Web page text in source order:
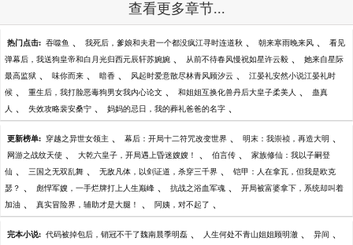
查看更多章节...
热门点击: 吞噬鱼 、 我死后，爹娘和夫君一个都没疯江寻时连道秋 、 朝来寒雨晚来风 、 看见
弹幕后，我送狗皇帝和白月光归西元辰轩苏婉婉 、 从前不待春风慢祝如星许云毅 、 她来自星际
最高监狱 、 味你而来 、 暗香 、 风起时爱意散尽林青风顾汐云 、 江晏礼安然小说江晏礼时
候 、 重生后，我打脸恶毒狗男女我内心论文 、 和姐姐互换化兽丹后大皇子柔美人 、 蛊真
人 、 失效攻略裴安桑宁 、 妈妈的忌日，我的葬礼爸爸的名字 、
更新榜单: 穿越之异世女领主 、 幕后：开局十二符咒改变世界 、 明末：我崇祯，再造大明 、
网游之战纹天使 、 大乾六皇子，开局遇上昏迷嫂嫂！ 、 伯言传 、 家族修仙：我以子嗣登
仙 、 三国之无双乱舞 、 无敌凡体，以剑证道，杀穿三千界 、 铠甲：人在拿瓦，但我是欧克
瑟？ 、 彪悍军嫂，一手烂牌打上人生巅峰 、 抗战之浴血军魂 、 开局被富婆拿下，系统却叫着
加油 、 真实冒险界，辅助才是大腿！ 、 阿姨，对不起了 、
完本小说: 代码被掉包后，销冠不干了魏南晨季明磊 、 人生何处不青山姐姐顾明澈 、 异间 、